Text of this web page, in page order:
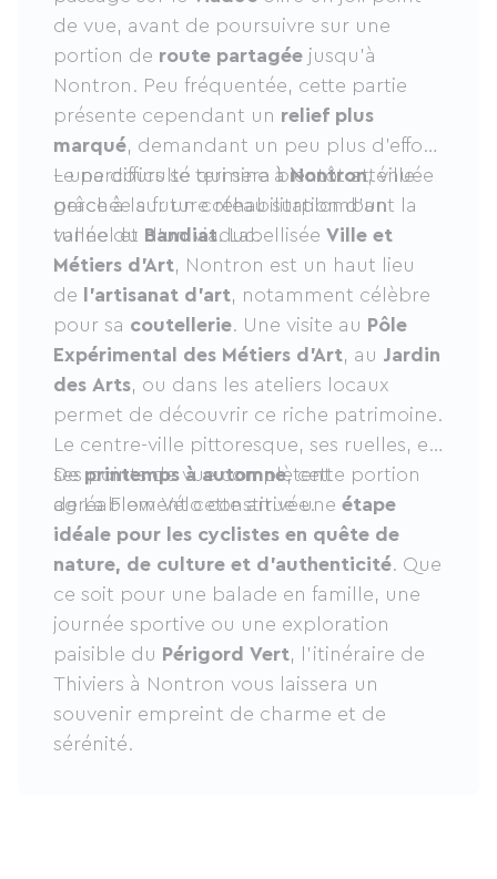
de vue, avant de poursuivre sur une
portion de route partagée jusqu’à
Nontron. Peu fréquentée, cette partie
présente cependant un relief plus
marqué, demandant un peu plus d’effort
– une difficulté qui sera bientôt atténuée
grâce à la future réhabilitation d’un
tunnel et d’un viaduc.
Le parcours se termine àNontron, ville
perchée sur un coteau surplombant la
vallée du Bandiat. Labellisée Ville et
Métiers d’Art, Nontron est un haut lieu
de
l’artisanat d’art, notamment célèbre
pour sa coutellerie. Une visite au Pôle
Expérimental des Métiers d’Art, au Jardin
des Arts, ou dans les ateliers locaux
permet de découvrir ce riche patrimoine.
Le centre-ville pittoresque, ses ruelles, et
ses points de vue complètent
agréablement cette arrivée.
De printemps à automne, cette portion
de La Flow Vélo constitue une étape
idéale pour les cyclistes en quête de
nature, de culture et d’authenticité. Que
ce soit pour une balade en famille, une
journée sportive ou une exploration
paisible du Périgord Vert, l’itinéraire de
Thiviers à Nontron vous laissera un
souvenir empreint de charme et de
sérénité.